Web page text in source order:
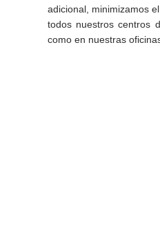
adicional, minimizamos
todos nuestros centros
como en nuestras